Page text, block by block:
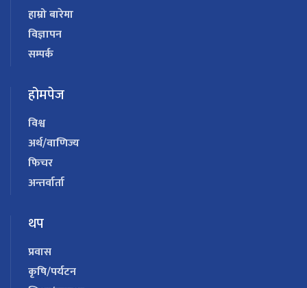
हाम्रो बारेमा
विज्ञापन
सम्पर्क
होमपेज
विश्व
अर्थ/वाणिज्य
फिचर
अन्तर्वार्ता
थप
प्रवास
कृषि/पर्यटन